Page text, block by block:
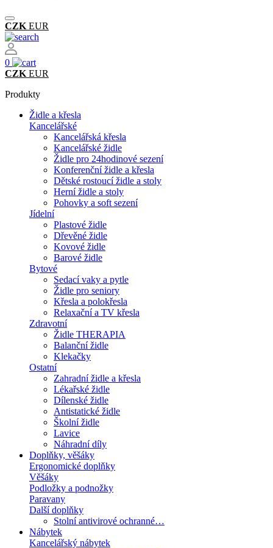
CZK EUR
0
CZK EUR
Produkty
Židle a křesla
Kancelářské
Kancelářská křesla
Kancelářské židle
Židle pro 24hodinové sezení
Konferenční židle a křesla
Dětské rostoucí židle a stoly
Herní židle a stoly
Pohovky a soft sezení
Jídelní
Plastové židle
Dřevěné židle
Kovové židle
Barové židle
Bytové
Sedací vaky a pytle
Židle pro seniory
Křesla a polokřesla
Relaxační a TV křesla
Zdravotní
Židle THERAPIA
Balanční židle
Klekačky
Ostatní
Zahradní židle a křesla
Lékařské židle
Dílenské židle
Antistatické židle
Školní židle
Lavice
Náhradní díly
Doplňky, věšáky
Ergonomické doplňky
Věšáky
Podložky a podnožky
Paravany
Další doplňky
Stolní antivirové ochranné…
Nábytek
Kancelářský nábytek